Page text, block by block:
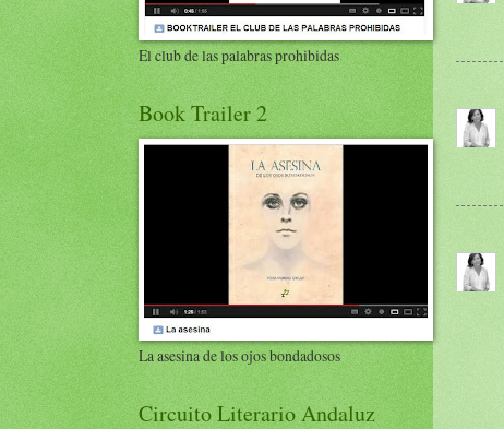
El club de las palabras prohibidas
Book Trailer 2
La asesina de los ojos bondadosos
Circuito Literario Andaluz